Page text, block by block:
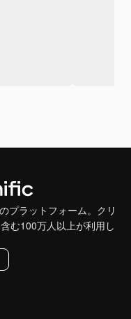
プラットフォーム。クリ
む100万人以上が利用し